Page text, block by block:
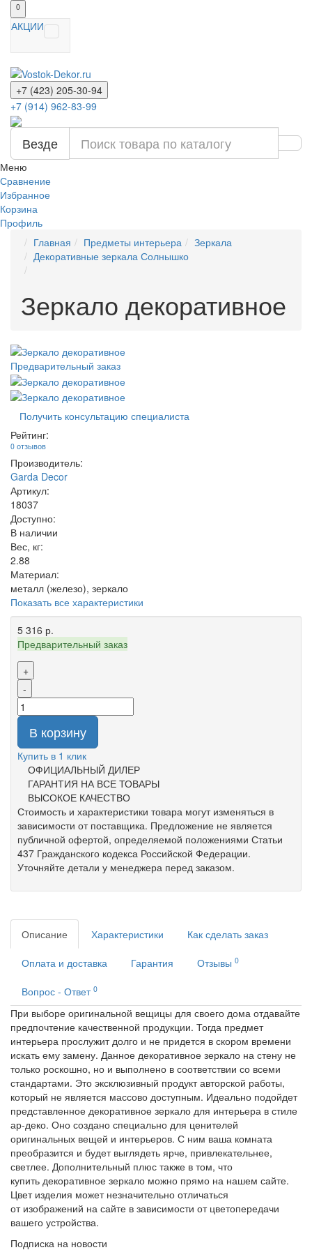
0
АКЦИИ
+7 (423) 205-30-94
+7 (914) 962-83-99
Везде
Меню
Сравнение
Избранное
Корзина
Профиль
Главная
Предметы интерьера
Зеркала
Декоративные зеркала Солнышко
Зеркало декоративное
Предварительный заказ
Получить консультацию специалиста
Рейтинг:
0 отзывов
Производитель:
Garda Decor
Артикул:
18037
Доступно:
В наличии
Вес, кг:
2.88
Материал:
металл (железо), зеркало
Показать все характеристики
5 316 р.
Предварительный заказ
+
-
В корзину
Купить в 1 клик
ОФИЦИАЛЬНЫЙ ДИЛЕР
ГАРАНТИЯ НА ВСЕ ТОВАРЫ
ВЫСОКОЕ КАЧЕСТВО
Стоимость и характеристики товара могут изменяться в
зависимости от поставщика. Предложение не является
публичной офертой, определяемой положениями Статьи
437 Гражданского кодекса Российской Федерации.
Уточняйте детали у менеджера перед заказом.
Описание Характеристики Как сделать заказ
Оплата и доставка Гарантия Отзывы 0
Вопрос - Ответ 0
При выборе оригинальной вещицы для своего дома отдавайте
предпочтение качественной продукции. Тогда предмет
интерьера прослужит долго и не придется в скором времени
искать ему замену. Данное декоративное зеркало на стену не
только роскошно, но и выполнено в соответствии со всеми
стандартами. Это эксклюзивный продукт авторской работы,
который не является массово доступным. Идеально подойдет
представленное декоративное зеркало для интерьера в стиле
ар-деко. Оно создано специально для ценителей
оригинальных вещей и интерьеров. С ним ваша комната
преобразится и будет выглядеть ярче, привлекательнее,
светлее. Дополнительный плюс также в том, что
купить декоративное зеркало можно прямо на нашем сайте.
Цвет изделия может незначительно отличаться
от изображений на сайте в зависимости от цветопередачи
вашего устройства.
Подписка на новости